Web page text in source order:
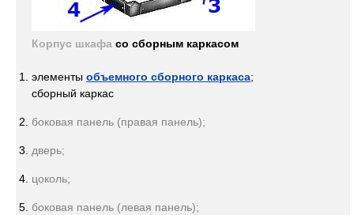
Корпус шкафа со сборным каркасом
элементы объемного сборного каркаса;
сборный каркас
боковая панель (правая панель);
дверь;
цоколь;
боковая панель (левая панель);